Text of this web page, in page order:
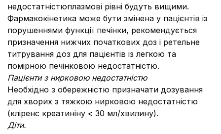
недостатністюплазмові рівні будуть вищими.
Фармакокінетика може бути змінена у пацієнтів із
порушеннями функції печінки, рекомендується
призначення нижчих початкових доз і ретельне
титрування доз для пацієнтів із легкою та
помірною печінковою недостатністю.
Пацієнти з нирковою недостатністю
Необхідно з обережністю призначати дозування
для хворих з тяжкою нирковою недостатністю
(кліренс креатиніну < 30 мл/хвилину).
Діти.